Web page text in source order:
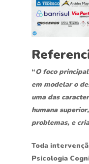
“O foco
em modelar o
uma das
humana
problemas, e
Toda
Psicologia